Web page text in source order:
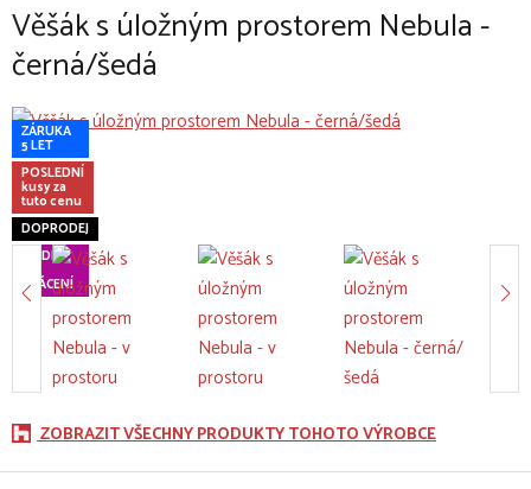
Věšák s úložným prostorem Nebula -
černá/šedá
ZÁRUKA
5 LET
POSLEDNÍ
kusy za
tuto cenu
DOPRODEJ
60 DNÍ
VRÁCENÍ
ZOBRAZIT VŠECHNY PRODUKTY TOHOTO VÝROBCE